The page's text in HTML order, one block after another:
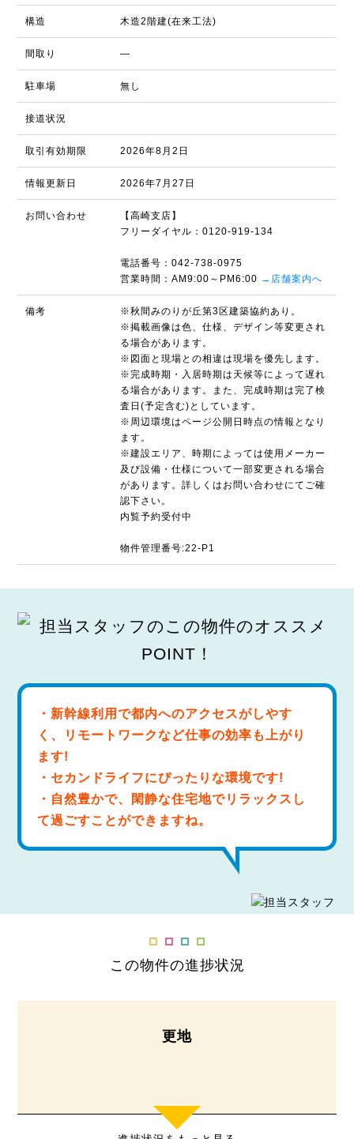
構造 木造2階建(在来工法)
間取り ―
駐車場 無し
接道状況
取引有効期限 2026年8月2日
情報更新日 2026年7月27日
お問い合わせ
【高崎支店】
フリーダイヤル：0120-919-134
電話番号：042-738-0975
営業時間：AM9:00～PM6:00 →店舗案内へ
備考
※秋間みのりが丘第3区建築協約あり。
※掲載画像は色、仕様、デザイン等変更され
る場合があります。
※図面と現場との相違は現場を優先します。
※完成時期・入居時期は天候等によって遅れ
る場合があります。また、完成時期は完了検
査日(予定含む)としています。
※周辺環境はページ公開日時点の情報となり
ます。
※建設エリア、時期によっては使用メーカー
及び設備・仕様について一部変更される場合
があります。詳しくはお問い合わせにてご確
認下さい。
内覧予約受付中
物件管理番号:22-P1
・新幹線利用で都内へのアクセスがしやす
く、リモートワークなど仕事の効率も上がり
ます!
・セカンドライフにぴったりな環境です!
・自然豊かで、閑静な住宅地でリラックスし
て過ごすことができますね。
この物件の進捗状況
更地